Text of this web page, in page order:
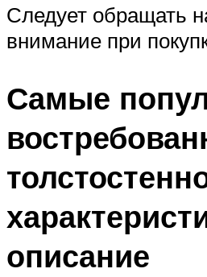
Следует обращать
внимание при
Самые
описание